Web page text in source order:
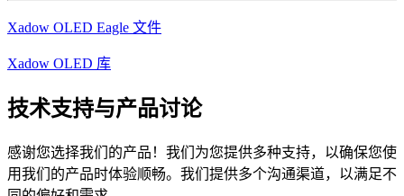
Xadow OLED Eagle 文件
Xadow OLED 库
技术支持与产品讨论
感谢您选择我们的产品！我们为您提供多种支持，以确保您使
用我们的产品时体验顺畅。我们提供多个沟通渠道，以满足不